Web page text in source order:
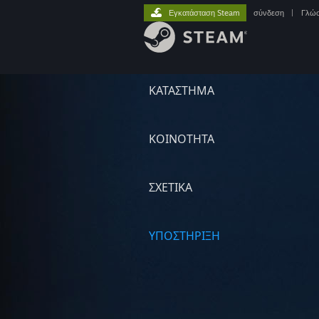
ΚΑΤΑΣΤΗΜΑ
ΚΟΙΝΟΤΗΤΑ
ΣΧΕΤΙΚΆ
ΥΠΟΣΤΗΡΙΞΗ
Εγκατάσταση Steam σύνδεση